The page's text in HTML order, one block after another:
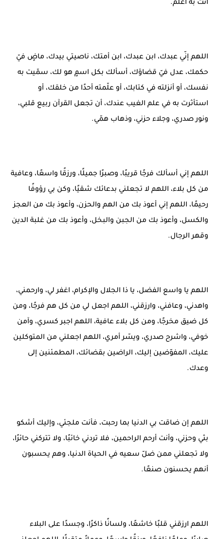
أنت به أعلم.
اللهم إنّي عبدك، ابن عبدك، ابن أمتك، ناصيتي بيدك، ماضٍ فيّ
حكمك، عدل فيّ قضاؤك، أسألك بكل اسمٍ هو لك، سمّيت به
نفسك، أو أنزلته في كتابك، أو علّمته أحدًا من خلقك، أو
استأثرت به في علم الغيب عندك، أن تجعل القرآن ربيع قلبي،
ونور صدري، وجلاء حزني، وذهاب همّي.
اللهم إني أسألك فرجًا قريبًا، وصبرًا جميلًا، ورزقًا واسعًا، وعافية
من كل بلاء، اللهم لا تجعلني بدعائك شقيًا، وكن بي رؤوفًا
رحيمًا، اللهم إني أعوذ بك من الهم والحزن، وأعوذ بك من العجز
والكسل، وأعوذ بك من الجبن والبخل، وأعوذ بك من غلبة الدين
وقهر الرجال.
اللهم يا واسع الفضل، يا ذا الجلال والإكرام، اغفر لي، وارحمني،
واهدني، وعافني، وارزقني، اللهم اجعل لي من كل هم فرجًا، ومن
كل ضيق مخرجًا، ومن كل بلاء عافية، اللهم اجبر كسري، وآمن
خوفي، واشرح صدري، ويسّر أمري، اللهم اجعلني من المتوكلين
عليك، المفوّضين إليك، الراضين بقضائك، المطمئنين إلى
وعدك.
اللهم إن ضاقت بي الدنيا بما رحبت، فأنت ملجئي، وإليك أشكو
بثي وحزني، وأنت أرحم الراحمين، فلا تردني خائبًا، ولا تتركني حائرًا،
ولا تجعلني ممن ضلّ سعيه في الحياة الدنيا، وهم يحسبون
أنهم يحسنون صنعًا.
اللهم ارزقني قلبًا خاشعًا، ولسانًا ذاكرًا، وجسدًا على البلاء